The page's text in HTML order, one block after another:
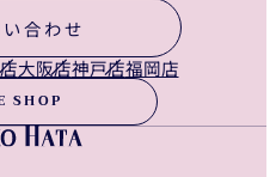
合わせ
大阪店神戸店福岡店
SHOP